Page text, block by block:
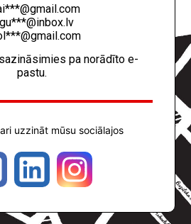
pa norādīto e-
pastu.
uzzināt mūsu sociālajos